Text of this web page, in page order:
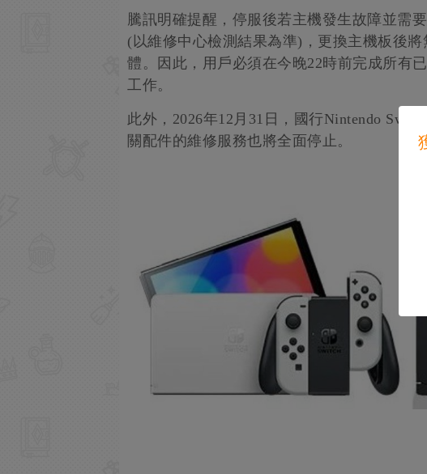
騰訊明確提醒，停服後若主機發生故障並需
(以維修中心檢測結果為準)，更換主機板後
體。因此，用戶必須在今晚22時前完成所有
工作。
此外，2026年12月31日，國行Nintendo
關配件的維修服務也將全面停止。